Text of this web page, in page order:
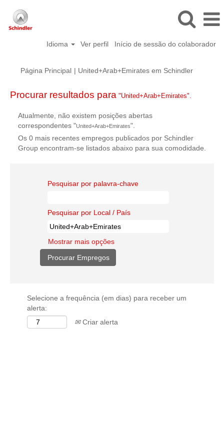
Idioma Ver perfil Início de sessão do colaborador
Página Principal | United+Arab+Emirates em Schindler(página
Procurar resultados para "United+Arab+Emirates".
Atualmente, não existem posições abertas
correspondentes "United+Arab+Emirates".
Os 0 mais recentes empregos publicados por Schindler
Group encontram-se listados abaixo para sua comodidade.
Pesquisar por palavra-chave
Pesquisar por Local / País
Mostrar mais opções
Selecione a frequência (em dias) para receber um
alerta:
Criar alerta